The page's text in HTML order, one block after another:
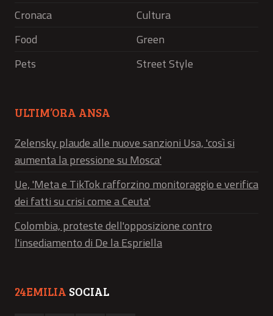
Cronaca
Cultura
Food
Green
Pets
Street Style
ULTIM’ORA ANSA
Zelensky plaude alle nuove sanzioni Usa, 'così si
aumenta la pressione su Mosca'
Ue, 'Meta e TikTok rafforzino monitoraggio e verifica
dei fatti su crisi come a Ceuta'
Colombia, proteste dell'opposizione contro
l'insediamento di De la Espriella
24EMILIA SOCIAL